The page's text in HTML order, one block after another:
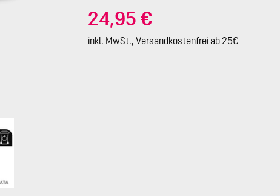
24,95 €
inkl. MwSt., Versandkostenfrei ab 25€